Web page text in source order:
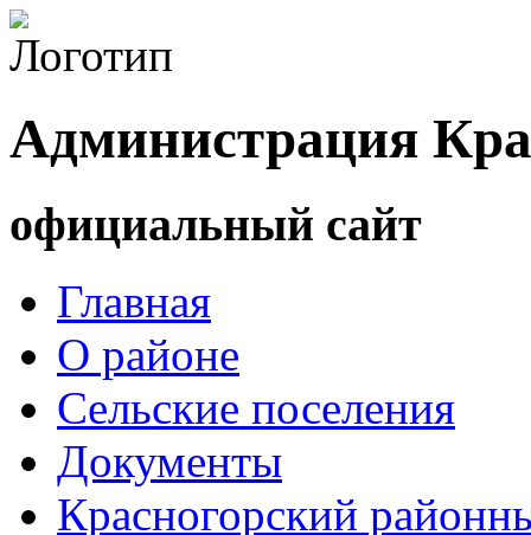
Администрация
официальный сайт
Главная
О районе
Сельские поселения
Документы
Красногорский